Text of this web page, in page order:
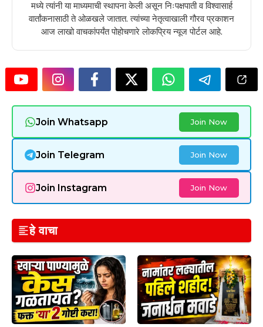
मध्ये त्यांनी या माध्यमाची स्थापना केली असून निःपक्षपाती व विश्वासार्ह
वार्तांकनासाठी ते ओळखले जातात. त्यांच्या नेतृत्वाखाली गौरव प्रकाशन
आज लाखो वाचकांपर्यंत पोहोचणारे लोकप्रिय न्यूज पोर्टल आहे.
Join Whatsapp Join Now
Join Telegram Join Now
Join Instagram Join Now
हे वाचा